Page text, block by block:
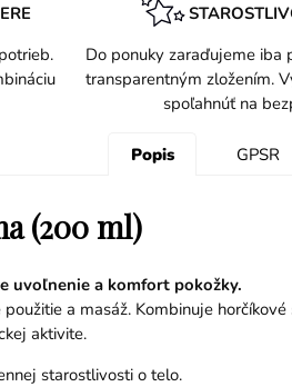
Do ponuky zaraďujeme iba
transparentným zložením.
spoľahnúť na
Popis GPSR
(200 ml)
uvoľnenie a komfort pokožky.
a masáž. Kombinuje
aktivite.
starostlivosti o telo.